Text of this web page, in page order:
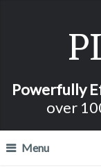
Powerfully
over
Menu